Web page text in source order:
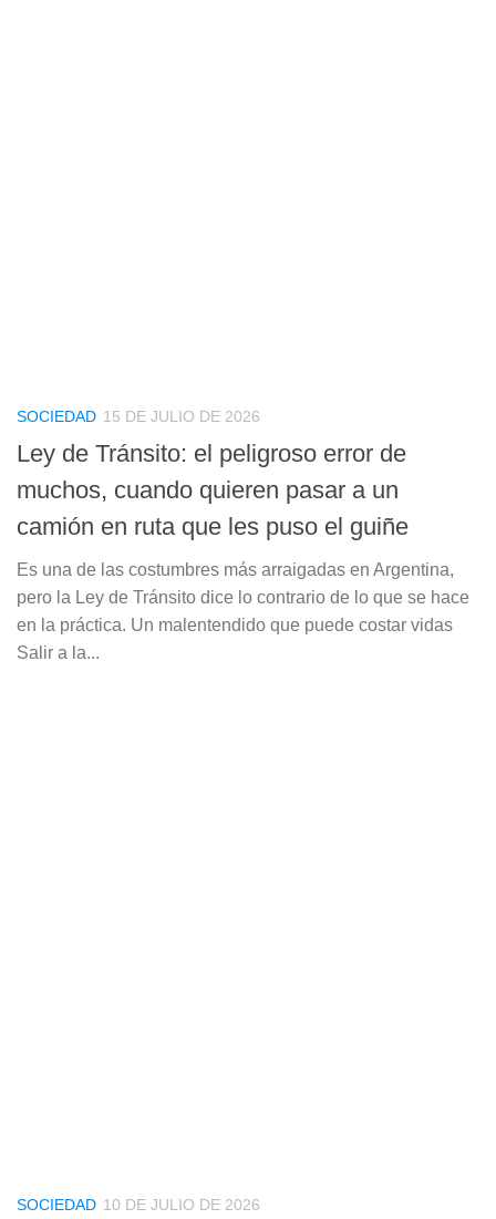
SOCIEDAD 15 DE JULIO DE 2026
Ley de Tránsito: el peligroso error de
muchos, cuando quieren pasar a un
camión en ruta que les puso el guiñe
Es una de las costumbres más arraigadas en Argentina,
pero la Ley de Tránsito dice lo contrario de lo que se hace
en la práctica. Un malentendido que puede costar vidas
Salir a la...
SOCIEDAD 10 DE JULIO DE 2026